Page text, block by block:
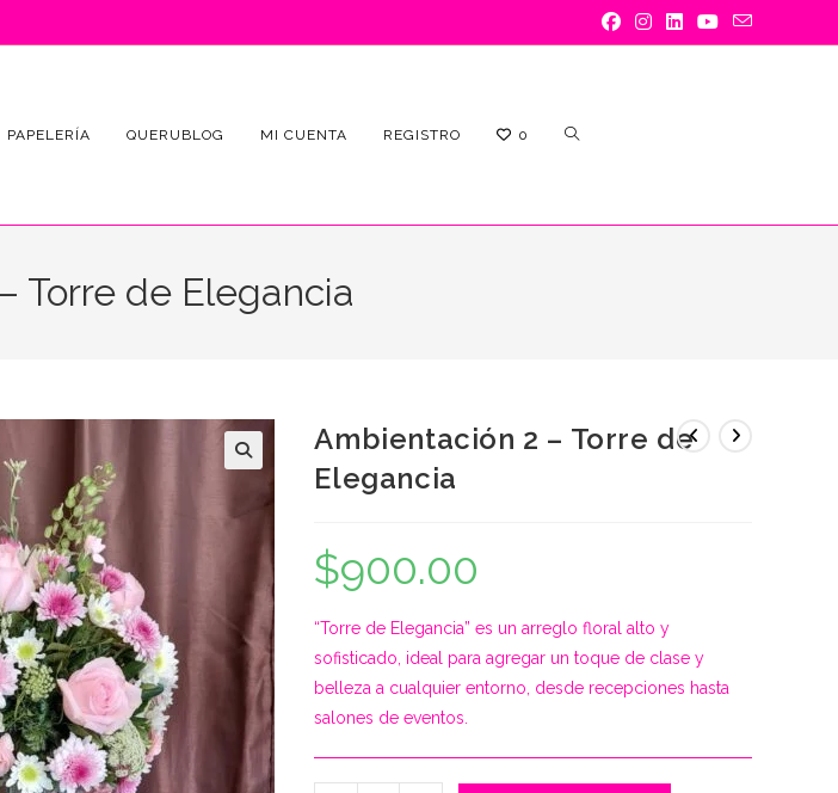
PAPELERÍA QUERUBLOG MI CUENTA REGISTRO 0 ALTERNAR
Torre de Elegancia
Ambientación 2 – Torre de
Elegancia
$900.00
“Torre de Elegancia” es un arreglo floral alto y
sofisticado, ideal para agregar un toque de clase y
belleza a cualquier entorno, desde recepciones hasta
salones de eventos.